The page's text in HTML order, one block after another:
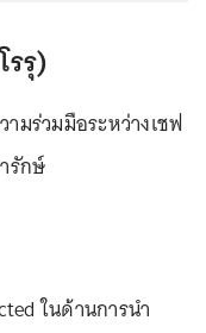
รุ)
มร่วมมือระหว่างเชฟ
รักษ์
ในด้านการนำ